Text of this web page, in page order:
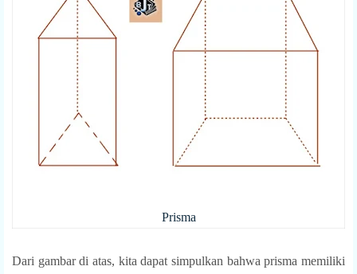
Prisma
Dari gambar di atas, kita dapat simpulkan bahwa prisma memiliki